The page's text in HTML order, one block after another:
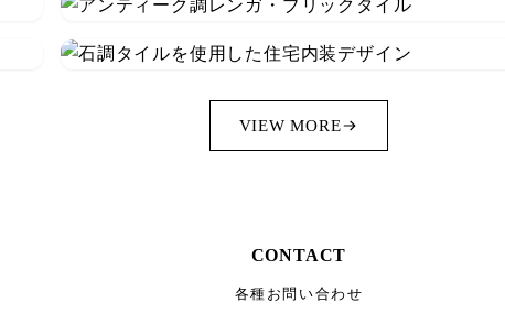
VIEW MORE
CONTACT
各種お問い合わせ